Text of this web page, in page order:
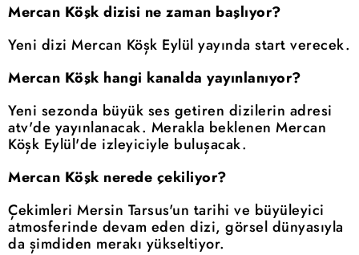
Mercan Köşk dizisi ne zaman başlıyor?
Yeni dizi Mercan Köşk Eylül yayında start verecek.
Mercan Köşk hangi kanalda yayınlanıyor?
Yeni sezonda büyük ses getiren dizilerin adresi
atv'de yayınlanacak. Merakla beklenen Mercan
Köşk Eylül'de izleyiciyle buluşacak.
Mercan Köşk nerede çekiliyor?
Çekimleri Mersin Tarsus'un tarihi ve büyüleyici
atmosferinde devam eden dizi, görsel dünyasıyla
da şimdiden merakı yükseltiyor.